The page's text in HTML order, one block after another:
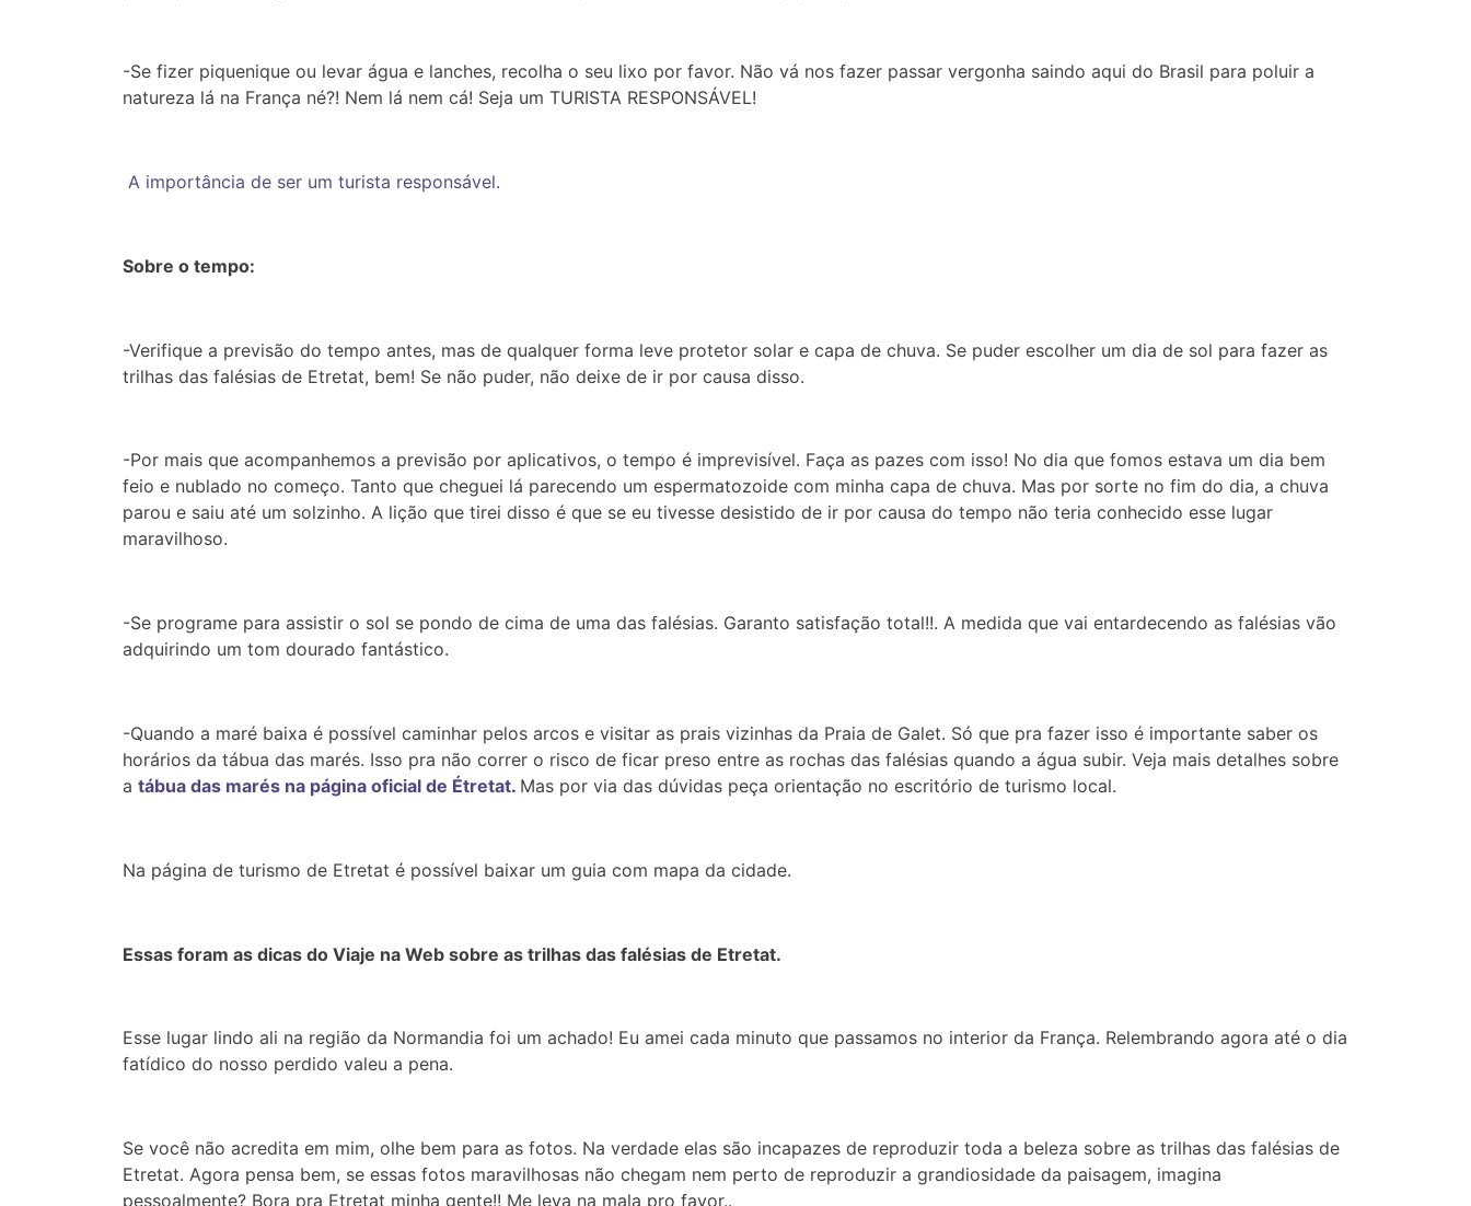
-Se fizer piquenique ou levar água e lanches, recolha o seu lixo por favor. Não vá nos fazer passar vergonha saindo aqui do Brasil para poluir a
natureza lá na França né?! Nem lá nem cá! Seja um TURISTA RESPONSÁVEL!
A importância de ser um turista responsável.
Sobre o tempo:
-Verifique a previsão do tempo antes, mas de qualquer forma leve protetor solar e capa de chuva. Se puder escolher um dia de sol para fazer as
trilhas das falésias de Etretat, bem! Se não puder, não deixe de ir por causa disso.
-Por mais que acompanhemos a previsão por aplicativos, o tempo é imprevisível. Faça as pazes com isso! No dia que fomos estava um dia bem
feio e nublado no começo. Tanto que cheguei lá parecendo um espermatozoide com minha capa de chuva. Mas por sorte no fim do dia, a chuva
parou e saiu até um solzinho. A lição que tirei disso é que se eu tivesse desistido de ir por causa do tempo não teria conhecido esse lugar
maravilhoso.
-Se programe para assistir o sol se pondo de cima de uma das falésias. Garanto satisfação total!!. A medida que vai entardecendo as falésias vão
adquirindo um tom dourado fantástico.
-Quando a maré baixa é possível caminhar pelos arcos e visitar as prais vizinhas da Praia de Galet. Só que pra fazer isso é importante saber os
horários da tábua das marés. Isso pra não correr o risco de ficar preso entre as rochas das falésias quando a água subir. Veja mais detalhes sobre
a tábua das marés na página oficial de Étretat. Mas por via das dúvidas peça orientação no escritório de turismo local.
Na página de turismo de Etretat é possível baixar um guia com mapa da cidade.
Essas foram as dicas do Viaje na Web sobre as trilhas das falésias de Etretat.
Esse lugar lindo ali na região da Normandia foi um achado! Eu amei cada minuto que passamos no interior da França. Relembrando agora até o dia
fatídico do nosso perdido valeu a pena.
Se você não acredita em mim, olhe bem para as fotos. Na verdade elas são incapazes de reproduzir toda a beleza sobre as trilhas das falésias de
Etretat. Agora pensa bem, se essas fotos maravilhosas não chegam nem perto de reproduzir a grandiosidade da paisagem, imagina
pessoalmente? Bora pra Etretat minha gente!! Me leva na mala pro favor..